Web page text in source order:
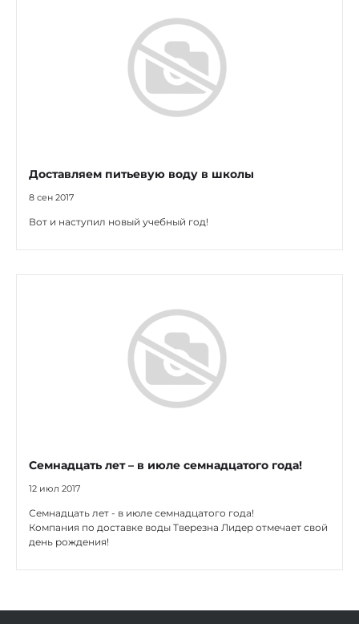
Доставляем питьевую воду в школы
8 сен 2017
Вот и наступил новый учебный год!
Семнадцать лет – в июле семнадцатого года!
12 июл 2017
Семнадцать лет - в июле семнадцатого года!
Компания по доставке воды Тверезна Лидер отмечает свой
день рождения!